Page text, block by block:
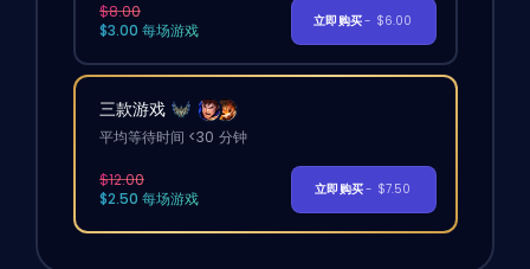
$8.00
$3.00 每场游戏
立即购买- $6.00
三款游戏
平均等待时间 <30 分钟
$12.00
$2.50 每场游戏
立即购买- $7.50